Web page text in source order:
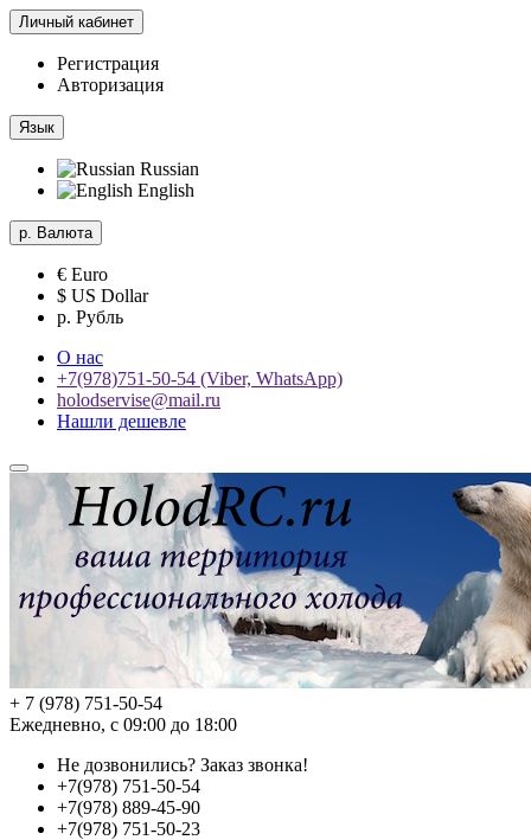
Личный кабинет
Регистрация
Авторизация
Язык
Russian
English
р. Валюта
€ Euro
$ US Dollar
р. Рубль
О нас
+7(978)751-50-54 (Viber, WhatsApp)
holodservise@mail.ru
Нашли дешевле
+ 7 (978) 751-50-54
Ежедневно, с 09:00 до 18:00
Не дозвонились? Заказ звонка!
+7(978) 751-50-54
+7(978) 889-45-90
+7(978) 751-50-23